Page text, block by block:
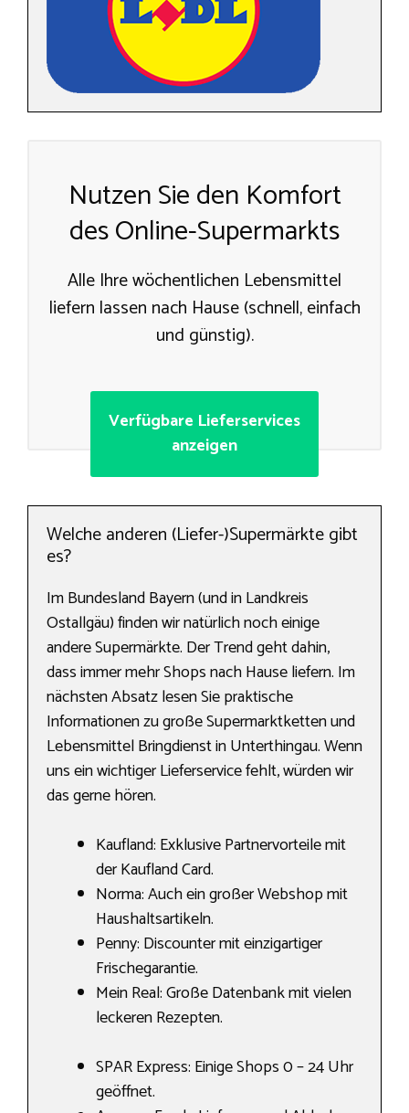
Nutzen Sie den Komfort
des Online-Supermarkts
Alle Ihre wöchentlichen Lebensmittel
liefern lassen nach Hause (schnell, einfach
und günstig).
Verfügbare Lieferservices
anzeigen
Welche anderen (Liefer-)Supermärkte gibt
es?
Im Bundesland Bayern (und in Landkreis
Ostallgäu) finden wir natürlich noch einige
andere Supermärkte. Der Trend geht dahin,
dass immer mehr Shops nach Hause liefern. Im
nächsten Absatz lesen Sie praktische
Informationen zu große Supermarktketten und
Lebensmittel Bringdienst in Unterthingau. Wenn
uns ein wichtiger Lieferservice fehlt, würden wir
das gerne hören.
Kaufland: Exklusive Partnervorteile mit
der Kaufland Card.
Norma: Auch ein großer Webshop mit
Haushaltsartikeln.
Penny: Discounter mit einzigartiger
Frischegarantie.
Mein Real: Große Datenbank mit vielen
leckeren Rezepten.
SPAR Express: Einige Shops 0 – 24 Uhr
geöffnet.